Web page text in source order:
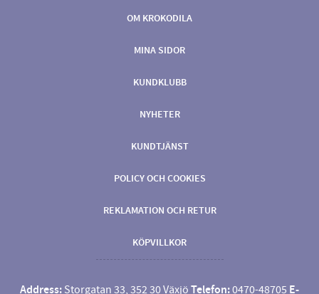
OM KROKODILA
MINA SIDOR
KUNDKLUBB
NYHETER
KUNDTJÄNST
POLICY OCH COOKIES
REKLAMATION OCH RETUR
KÖPVILLKOR
Address: Storgatan 33, 352 30 Växjö Telefon:0470-48705 E-